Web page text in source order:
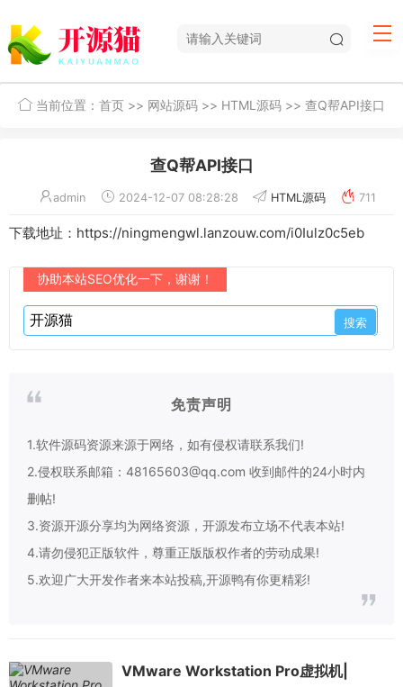
当前位置： 首页 >> 网站源码 >> HTML源码 >> 查Q帮API接口
查Q帮API接口
admin 2024-12-07 08:28:28 HTML源码 711
下载地址：https://ningmengwl.lanzouw.com/i0Iulz0c5eb
协助本站SEO优化一下，谢谢！
免责声明
1.软件源码资源来源于网络，如有侵权请联系我们!
2.侵权联系邮箱：48165603@qq.com 收到邮件的24小时内
删帖!
3.资源开源分享均为网络资源，开源发布立场不代表本站!
4.请勿侵犯正版软件，尊重正版版权作者的劳动成果!
5.欢迎广大开发作者来本站投稿,开源鸭有你更精彩!
VMware Workstation Pro虚拟机|